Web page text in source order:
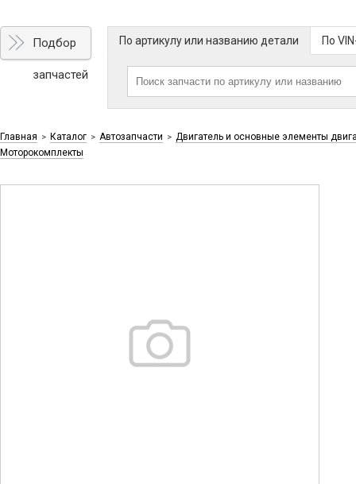
Подбор
запчастей
По артикулу или названию детали По
Главная > Каталог > Автозапчасти > Двигатель и основные элементы
Моторокомплекты